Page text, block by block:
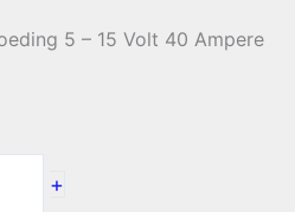
5 – 15 Volt 40 Ampere
+